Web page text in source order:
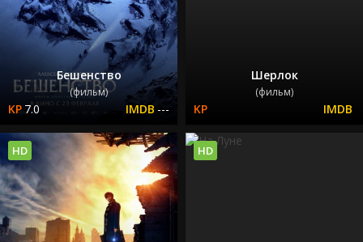
Бешенство
(фильм)
7.0 ---
Шерлок
(фильм)
HD HD